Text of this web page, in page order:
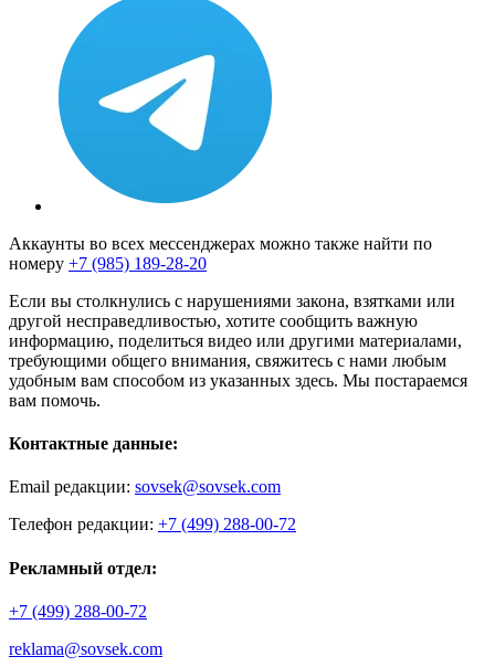
Аккаунты во всех мессенджерах можно также найти по
номеру +7 (985) 189-28-20
Если вы столкнулись с нарушениями закона, взятками или
другой несправедливостью, хотите сообщить важную
информацию, поделиться видео или другими материалами,
требующими общего внимания, свяжитесь с нами любым
удобным вам способом из указанных здесь. Мы постараемся
вам помочь.
Контактные данные:
Email редакции: sovsek@sovsek.com
Телефон редакции: +7 (499) 288-00-72
Рекламный отдел:
+7 (499) 288-00-72
reklama@sovsek.com